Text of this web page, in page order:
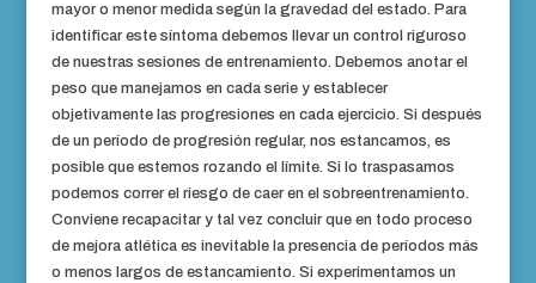
mayor o menor medida según la gravedad del estado. Para
identificar este síntoma debemos llevar un control riguroso
de nuestras sesiones de entrenamiento. Debemos anotar el
peso que manejamos en cada serie y establecer
objetivamente las progresiones en cada ejercicio. Si después
de un período de progresión regular, nos estancamos, es
posible que estemos rozando el límite. Si lo traspasamos
podemos correr el riesgo de caer en el sobreentrenamiento.
Conviene recapacitar y tal vez concluir que en todo proceso
de mejora atlética es inevitable la presencia de períodos más
o menos largos de estancamiento. Si experimentamos un